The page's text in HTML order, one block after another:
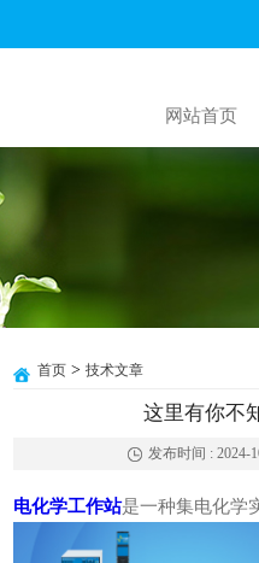
网站首页
首页 > 技术文章
这里有你不
发布时间 : 2024-
电化学工作站是一种集电化学